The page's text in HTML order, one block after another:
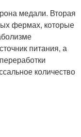
медали. Вторая
фермах, которые
питания, а
количество